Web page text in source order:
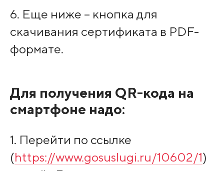
6. Еще ниже – кнопка для
скачивания сертификата в PDF-
формате.
Для получения QR-кода на
смартфоне надо:
1. Перейти по ссылке
(https://www.gosuslugi.ru/10602/1)